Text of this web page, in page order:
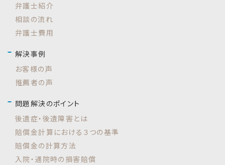
弁護士紹介
相談の流れ
弁護士費用
解決事例
お客様の声
推薦者の声
問題解決のポイント
後遺症・後遺障害とは
賠償金計算における３つの基準
賠償金の計算方法
入院・通院時の損害賠償